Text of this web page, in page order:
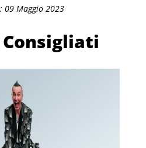
09 Maggio 2023